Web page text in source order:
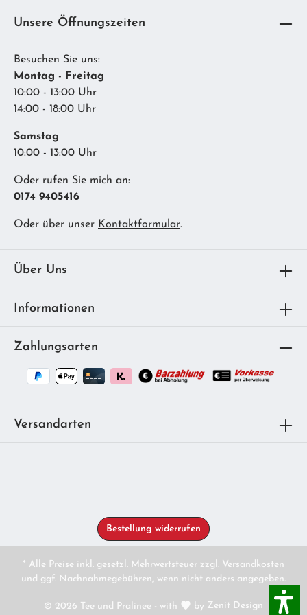
Unsere Öffnungszeiten
Besuchen Sie uns:
Montag - Freitag
10:00 - 13:00 Uhr
14:00 - 18:00 Uhr
Samstag
10:00 - 13:00 Uhr
Oder rufen Sie mich an:
0174 9405416
Oder über unser Kontaktformular.
Über Uns
Informationen
Zahlungsarten
Versandarten
Bestellung widerrufen
© 2026 Tee und Pralinee - with by Zenit Design
* Alle Preise inkl. gesetzl. Mehrwertsteuer zzgl. Versandkosten
und ggf. Nachnahmegebühren, wenn nicht anders angegeben.